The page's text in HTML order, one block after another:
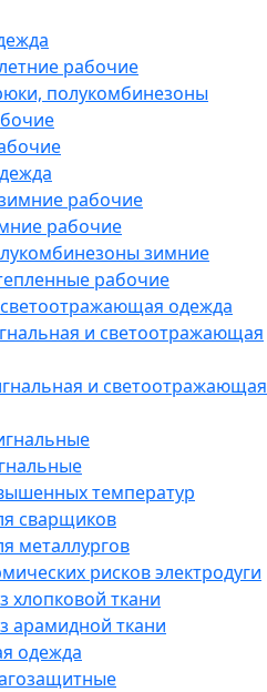
рабочие
полукомбинезоны
рабочие
рабочие
зимние
рабочие
одежда
и светоотражающая
и светоотражающая
температур
сварщиков
металлургов
рисков электродуги
хлопковой ткани
арамидной ткани
одежда